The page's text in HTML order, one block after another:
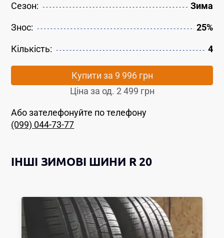
Сезон: Зима
Знос: 25%
Кількість: 4
Купити за 9 996 грн
Ціна за од. 2 499 грн
Або зателефонуйте по телефону
(099) 044-73-77
ІНШІ ЗИМОВІ ШИНИ R 20